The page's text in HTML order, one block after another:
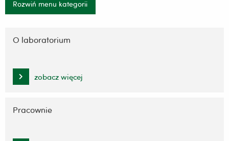
Rozwiń menu kategorii
nawigację
treści
O laboratorium
zobacz więcej
Pracownie